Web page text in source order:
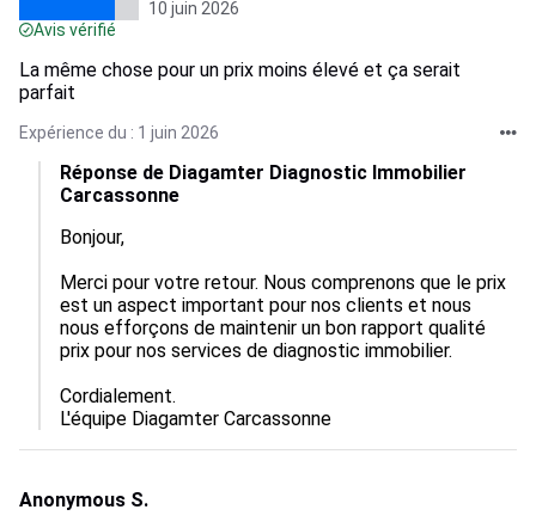
10 juin 2026
Avis vérifié
La même chose pour un prix moins élevé et ça serait
parfait
Expérience du : 1 juin 2026
Réponse de Diagamter Diagnostic Immobilier
Carcassonne
Bonjour,
Merci pour votre retour. Nous comprenons que le prix
est un aspect important pour nos clients et nous
nous efforçons de maintenir un bon rapport qualité
prix pour nos services de diagnostic immobilier.
Cordialement.
L'équipe Diagamter Carcassonne
Anonymous S.